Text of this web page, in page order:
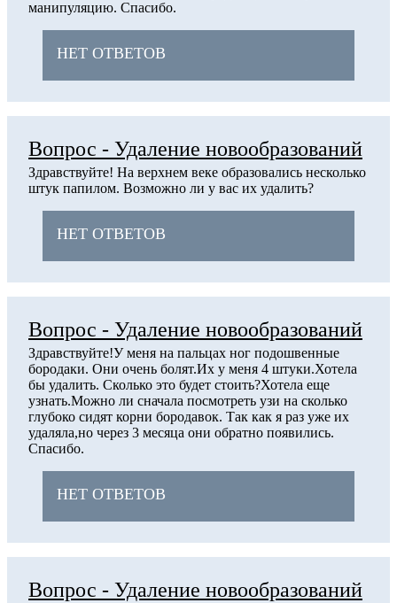
манипуляцию. Спасибо.
НЕТ ОТВЕТОВ
Вопрос - Удаление новообразований
Здравствуйте! На верхнем веке образовались несколько
штук папилом. Возможно ли у вас их удалить?
НЕТ ОТВЕТОВ
Вопрос - Удаление новообразований
Здравствуйте!У меня на пальцах ног подошвенные
бородаки. Они очень болят.Их у меня 4 штуки.Хотела
бы удалить. Сколько это будет стоить?Хотела еще
узнать.Можно ли сначала посмотреть узи на сколько
глубоко сидят корни бородавок. Так как я раз уже их
удаляла,но через 3 месяца они обратно появились.
Спасибо.
НЕТ ОТВЕТОВ
Вопрос - Удаление новообразований